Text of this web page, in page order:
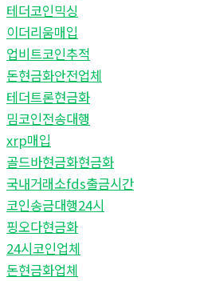
테더코인믹싱
이더리움매입
업비트코인추적
돈현금화안전업체
테더트론현금화
밈코인전송대행
xrp매입
골드바현금화현금화
국내거래소fds출금시간
코인송금대행24시
핑오다현금화
24시코인업체
돈현금화업체